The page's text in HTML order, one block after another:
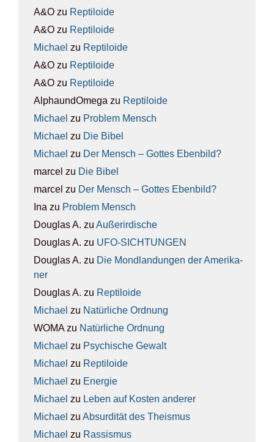
A&O zu Rep­ti­lo­ide
A&O zu Rep­ti­lo­ide
Michael zu Rep­ti­lo­ide
A&O zu Rep­ti­lo­ide
A&O zu Rep­ti­lo­ide
AlphaundOmega zu Rep­ti­lo­ide
Michael zu Pro­blem Mensch
Michael zu Die Bibel
Michael zu Der Mensch – Got­tes Eben­bild?
marcel zu Die Bibel
marcel zu Der Mensch – Got­tes Eben­bild?
Ina zu Pro­blem Mensch
Douglas A. zu Außer­ir­di­sche
Douglas A. zu UFO-SICH­TUN­GEN
Douglas A. zu Die Mond­lan­dun­gen der Ame­ri­ka­
ner
Douglas A. zu Rep­ti­lo­ide
Michael zu Natür­li­che Ord­nung
WOMAzu Natür­li­che Ord­nung
Michael zu Psy­chi­sche Gewalt
Michael zu Rep­ti­lo­ide
Michael zu Ener­gie
Michael zu Leben auf Kos­ten ande­rer
Michael zu Absur­di­tät des The­is­mus
Michael zu Ras­sis­mus